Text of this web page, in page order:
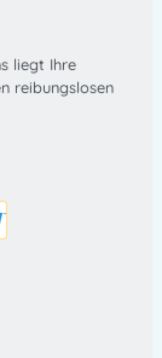
liegt Ihre
reibungslosen